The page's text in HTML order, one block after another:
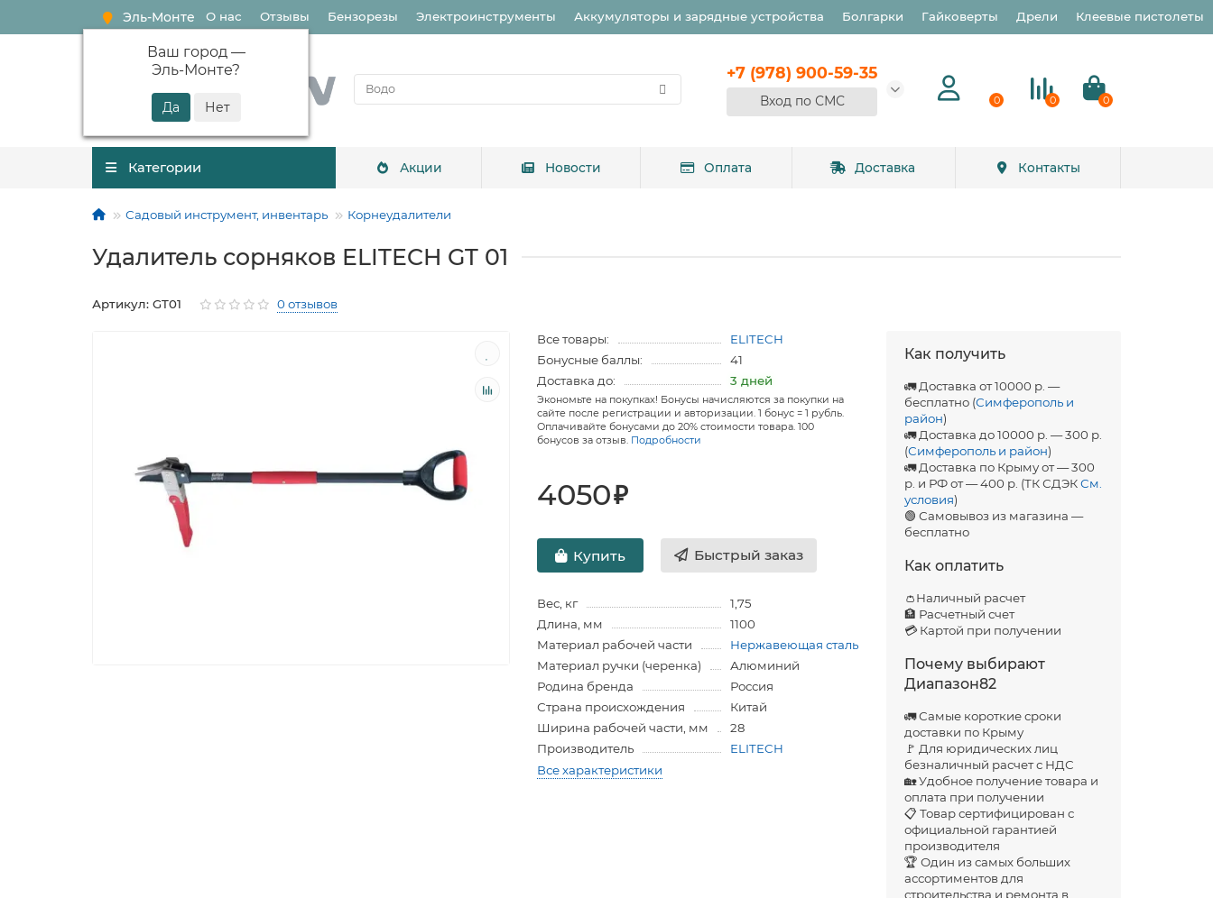
Эль-Монте
Ваш город —
Эль-Монте?
О нас Отзывы Бензорезы Электроинструменты Аккумуляторы и зарядные устройства Болгарки Гайковерты Дрели Клеевые пистолеты
+7 (978) 900-59-35
Вход по СМС 0 0 0
Категории Акции Новости Оплата Доставка Контакты
Садовый инструмент, инвентарь Корнеудалители
Удалитель сорняков ELITECH GT 01
Артикул: GT01 0 отзывов
Все товары:
ELITECH
Бонусные баллы:
41
Доставка до:
3 дней
Экономьте на покупках! Бонусы начисляются за покупки на
сайте после регистрации и авторизации. 1 бонус = 1 рубль.
Оплачивайте бонусами до 20% стоимости товара. 100
бонусов за отзыв. Подробности
4050₽
Купить Быстрый заказ
Вес, кг
1,75
Длина, мм
1100
Материал рабочей части
Нержавеющая сталь
Материал ручки (черенка)
Алюминий
Родина бренда
Россия
Страна происхождения
Китай
Ширина рабочей части, мм
28
Производитель
ELITECH
Все характеристики
Как получить
🚛 Доставка от 10000 р. —
бесплатно (Симферополь и
район)
🚛 Доставка до 10000 р. — 300 р.
(Симферополь и район)
🚛 Доставка по Крыму от — 300
р. и РФ от — 400 р. (ТК СДЭКСм.
условия)
🟢 Самовывоз из магазина —
бесплатно
Как оплатить
👛Наличный расчет
🏦 Расчетный счет
💳 Картой при получении
Почему выбирают
Диапазон82
🚛 Самые короткие сроки
доставки по Крыму
🚩 Для юридических лиц
безналичный расчет с НДС
🏡 Удобное получение товара и
оплата при получении
📋 Товар сертифицирован с
официальной гарантией
производителя
🏆 Один из самых больших
ассортиментов для
строительства и ремонта в